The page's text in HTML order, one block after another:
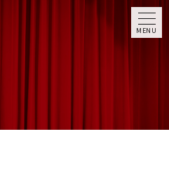
MENU